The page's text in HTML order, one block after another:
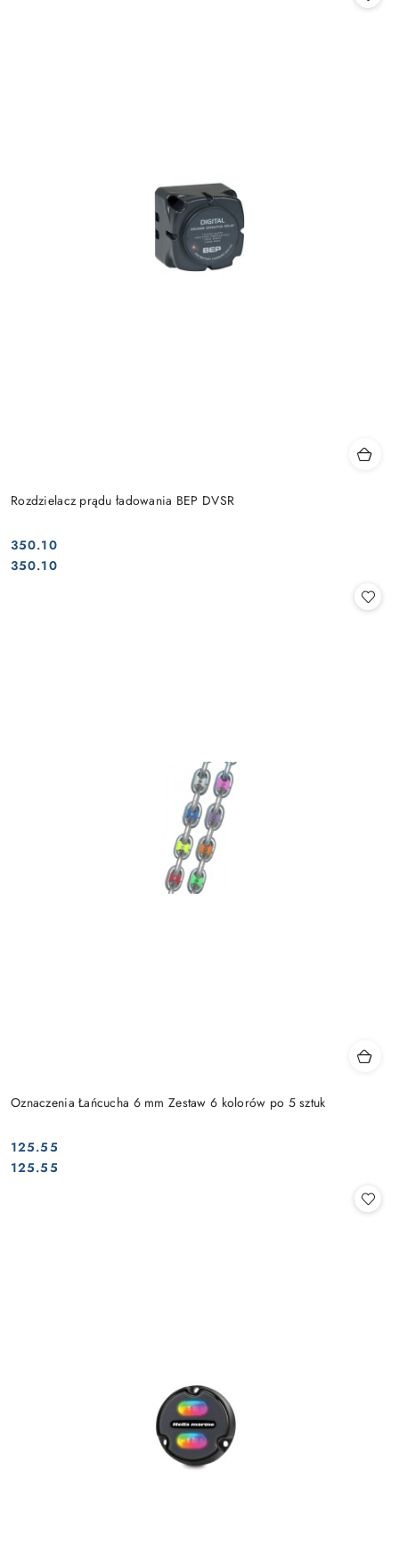
Rozdzielacz prądu ładowania BEP DVSR
Cena:
350.10
Cena:
350.10
Oznaczenia Łańcucha 6 mm Zestaw 6 kolorów po 5 sztuk
Cena:
125.55
Cena:
125.55